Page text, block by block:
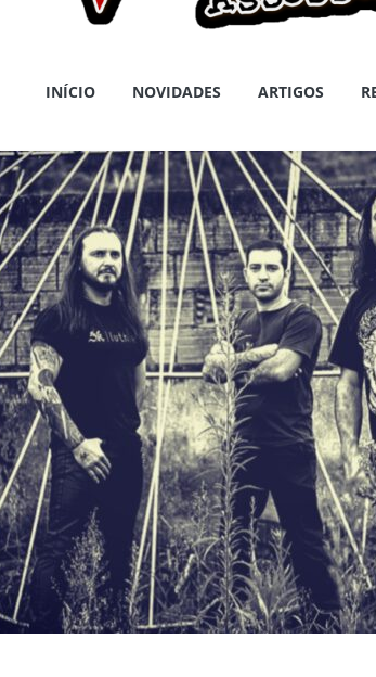
INÍCIO NOVIDADES ARTIGOS